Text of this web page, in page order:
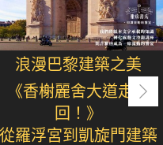
浪漫巴黎建築之美
《香榭麗舍大道走七
回！》
從羅浮宮到凱旋門建築